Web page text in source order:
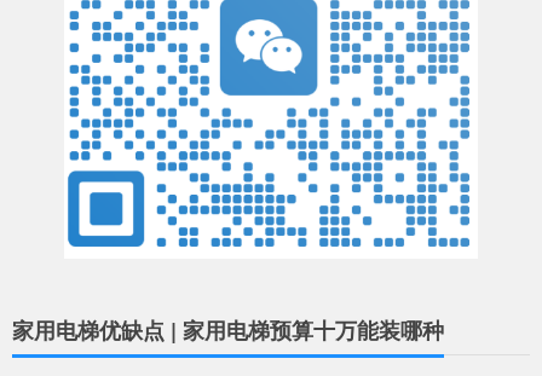
家用电梯优缺点 | 家用电梯预算十万能装哪种